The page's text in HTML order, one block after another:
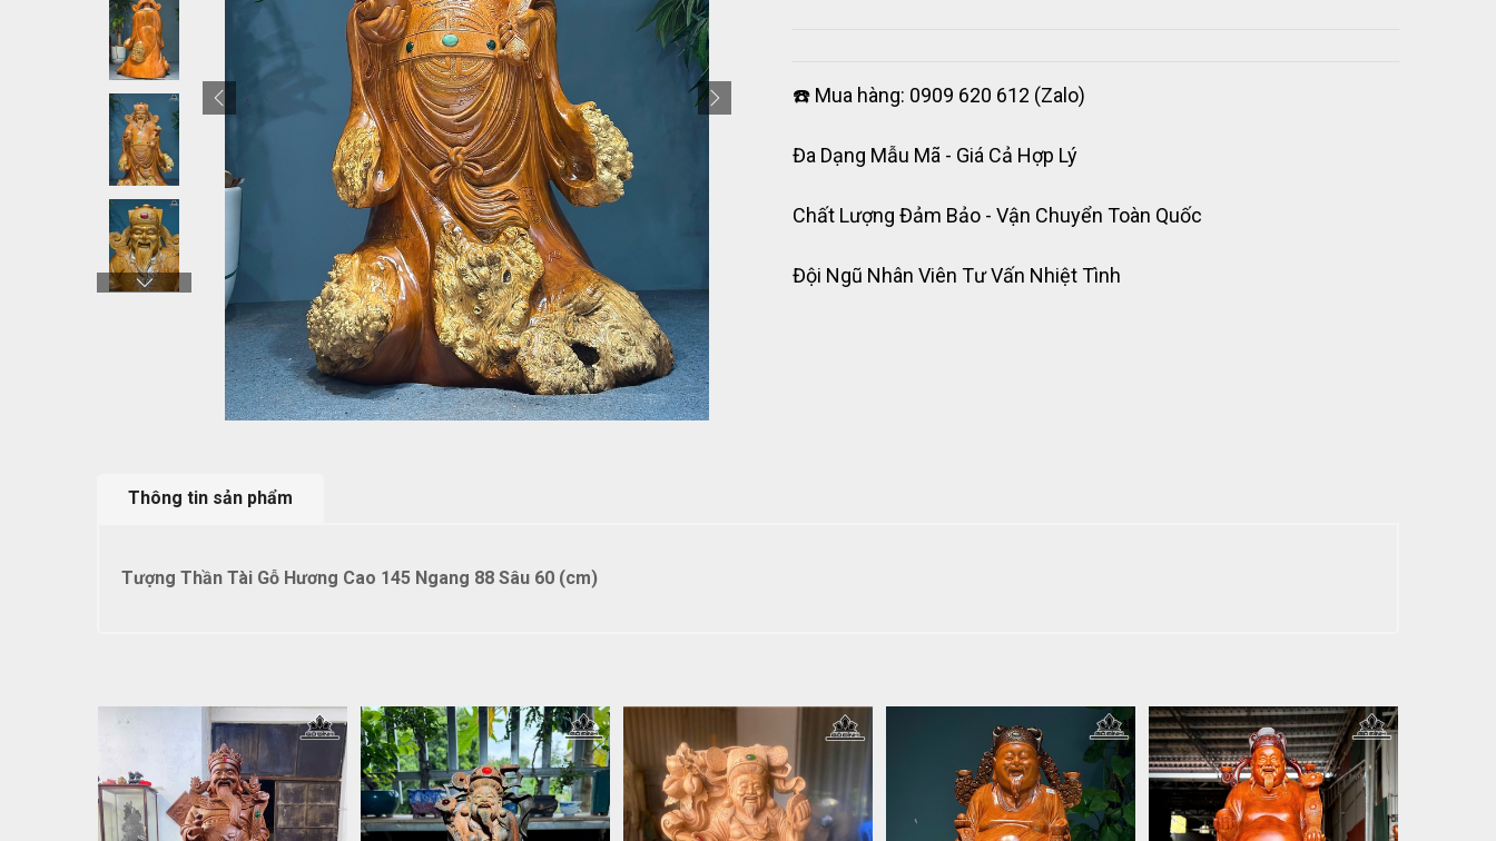
☎️ Mua hàng: 0909 620 612 (Zalo)
Đa Dạng Mẫu Mã - Giá Cả Hợp Lý
Chất Lượng Đảm Bảo - Vận Chuyển Toàn Quốc
Đội Ngũ Nhân Viên Tư Vấn Nhiệt Tình
Thông tin sản phẩm
Tượng Thần Tài Gỗ Hương Cao 145 Ngang 88 Sâu 60 (cm)